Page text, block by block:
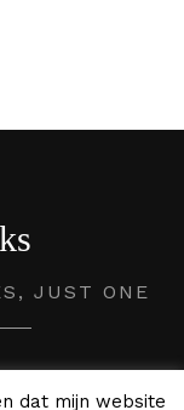
JUST ONE
©
dat mijn website